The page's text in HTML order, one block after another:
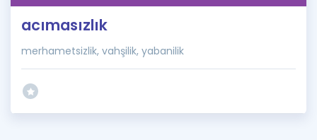
İngilizce Gramer
acımasızlık
merhametsizlik, vahşilik, yabanilik